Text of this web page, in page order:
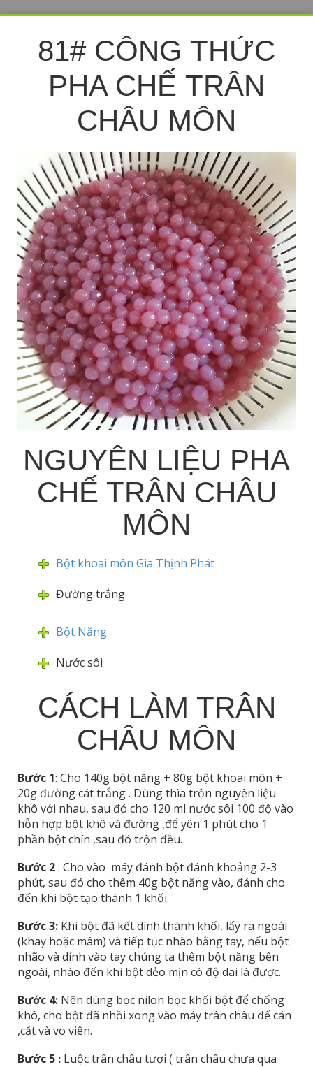
81# CÔNG THỨC
PHA CHẾ TRÂN
CHÂU MÔN
NGUYÊN LIỆU PHA
CHẾ TRÂN CHÂU
MÔN
Bột khoai môn Gia Thịnh Phát
Đường trắng
Bột Năng
Nước sôi
CÁCH LÀM TRÂN
CHÂU MÔN
Bước 1: Cho 140g bột năng + 80g bột khoai môn +
20g đường cát trắng . Dùng thìa trộn nguyên liệu
khô với nhau, sau đó cho 120 ml nước sôi 100 độ vào
hỗn hợp bột khô và đường ,để yên 1 phút cho 1
phần bột chín ,sau đó trộn đều.
Bước 2: Cho vào máy đánh bột đánh khoảng 2-3
phút, sau đó cho thêm 40g bột năng vào, đánh cho
đến khi bột tạo thành 1 khối.
Bước 3: Khi bột đã kết dính thành khối, lấy ra ngoài
(khay hoặc mâm) và tiếp tục nhào bằng tay, nếu bột
nhão và dính vào tay chúng ta thêm bột năng bên
ngoài, nhào đến khi bột dẻo mịn có độ dai là được.
Bước 4: Nên dùng bọc nilon bọc khối bột để chống
khô, cho bột đã nhồi xong vào máy trân châu để cán
,cắt và vo viên.
Bước 5 : Luộc trân châu tươi ( trân châu chưa qua